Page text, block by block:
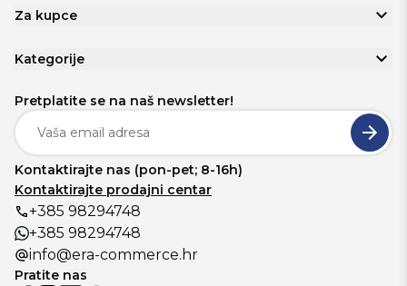
Za kupce
Kategorije
Pretplatite se na naš newsletter!
Kontaktirajte nas (pon-pet; 8-16h)
Kontaktirajte prodajni centar
+385 98294748
+385 98294748
info@era-commerce.hr
Pratite nas